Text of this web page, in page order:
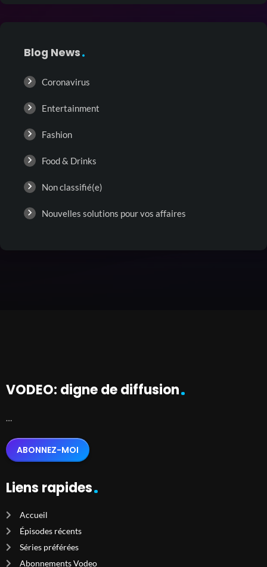
Blog News
Coronavirus
Entertainment
Fashion
Food & Drinks
Non classifié(e)
Nouvelles solutions pour vos affaires
VODEO: digne de diffusion
…
ABONNEZ-MOI
Liens rapides
Accueil
Épisodes récents
Séries préférées
Abonnements Vodeo